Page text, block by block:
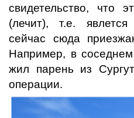
свидетельство, что
(лечит), т.е.
сейчас сюда
Например, в
жил парень из
операции.